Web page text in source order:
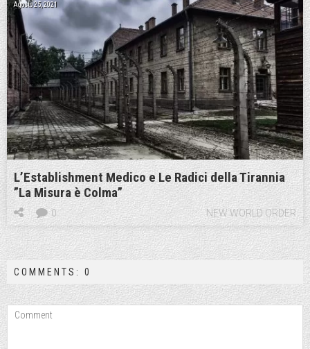
Agosto 25, 2021
L’Establishment Medico e Le Radici della Tirannia
”La Misura è Colma”
NEW WORLD ORDER
0
COMMENTS: 0